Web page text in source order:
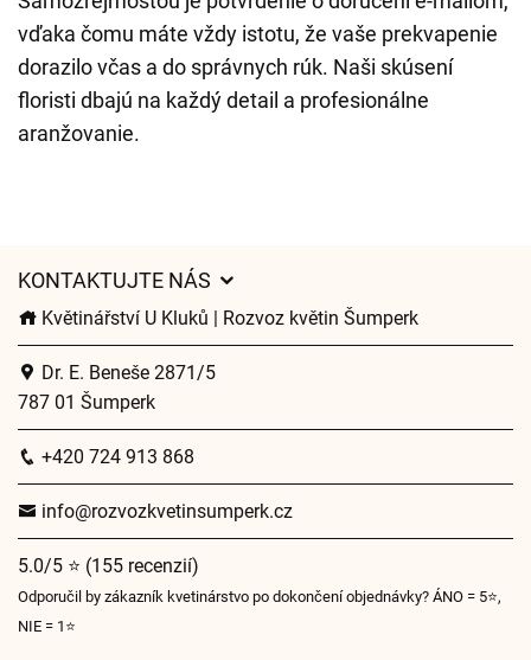
vďaka čomu máte vždy istotu, že vaše prekvapenie
dorazilo včas a do správnych rúk. Naši skúsení
floristi dbajú na každý detail a profesionálne
aranžovanie.
KONTAKTUJTE NÁS
Květinářství U Kluků | Rozvoz květin Šumperk
Dr. E. Beneše 2871/5
787 01 Šumperk
+420 724 913 868
info@rozvozkvetinsumperk.cz
5.0/5 ⭐ (155 recenzií)
Odporučil by zákazník kvetinárstvo po dokončení objednávky? ÁNO = 5⭐,
NIE = 1⭐